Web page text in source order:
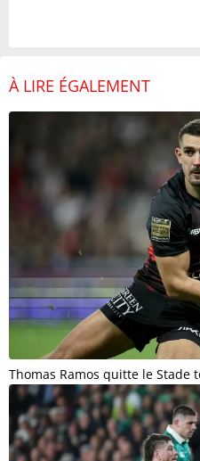
À LIRE ÉGALEMENT
Thomas Ramos quitte le Stade